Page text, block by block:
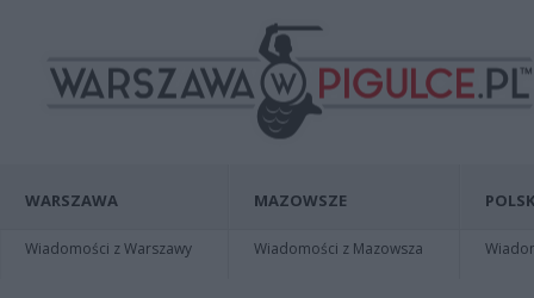
WARSZAWA
Wiadomości z Warszawy
MAZOWSZE
Wiadomości z Mazowsza